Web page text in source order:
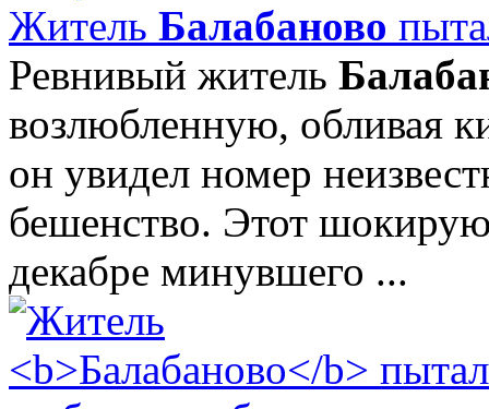
Житель Балабаново
Ревнивый житель
возлюбленную, обливая
он увидел номер
бешенство. Этот
декабре минувшего ...